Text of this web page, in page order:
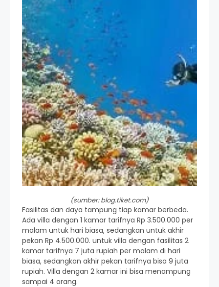
(sumber: blog.tiket.com)
Fasilitas dan daya tampung tiap kamar berbeda.
Ada villa dengan 1 kamar tarifnya Rp 3.500.000 per
malam untuk hari biasa, sedangkan untuk akhir
pekan Rp 4.500.000. untuk villa dengan fasilitas 2
kamar tarifnya 7 juta rupiah per malam di hari
biasa, sedangkan akhir pekan tarifnya bisa 9 juta
rupiah. Villa dengan 2 kamar ini bisa menampung
sampai 4 orang.